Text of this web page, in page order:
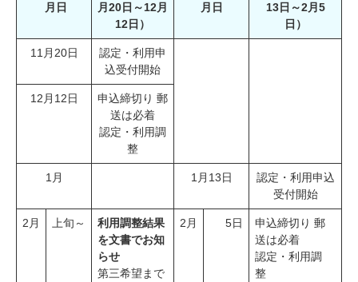
月日
月20日～12月
12日）
月日
13日～2月5
日）
11月20日
認定・利用申
込受付開始
12月12日
申込締切り 郵
送は必着
認定・利用調
整
1月 1月13日
認定・利用申込
受付開始
2月 上旬～
利用調整結果
を文書でお知
らせ
第三希望まで
2月 5日
申込締切り 郵
送は必着
認定・利用調
整